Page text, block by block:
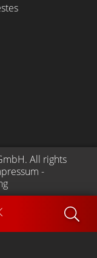
. All rights
-